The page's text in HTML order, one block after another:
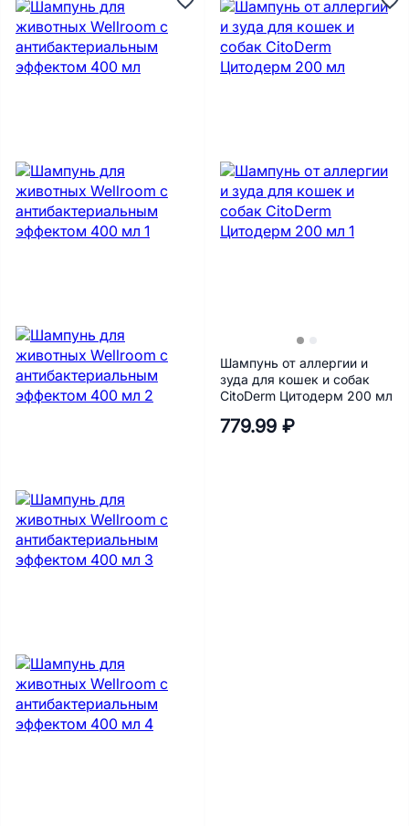
Шампунь от аллергии и
зуда для кошек и собак
CitoDerm Цитодерм 200 мл
779.99 ₽